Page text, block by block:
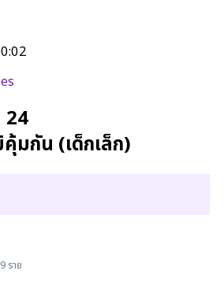
:01
มกัน (เด็กเล็ก)
ราย